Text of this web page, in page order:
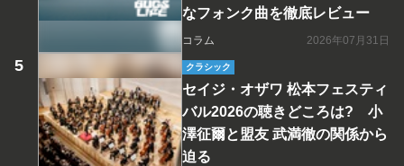
なフォンク曲を徹底レビュー
コラム 2026年07月31日
クラシック
セイジ・オザワ 松本フェスティ
バル2026の聴きどころは? 小
澤征爾と盟友 武満徹の関係から
迫る